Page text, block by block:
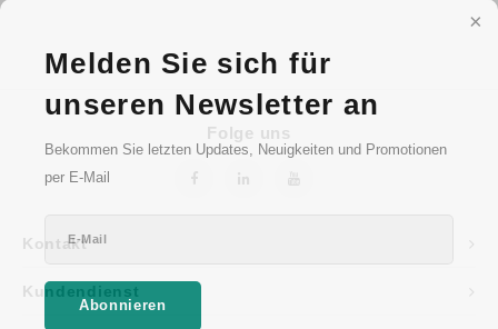
Melden Sie sich für
unseren Newsletter an
Bekommen Sie letzten Updates, Neuigkeiten und Promotionen
per E-Mail
Abonnieren
Kontakt
Folge uns
Kundendienst